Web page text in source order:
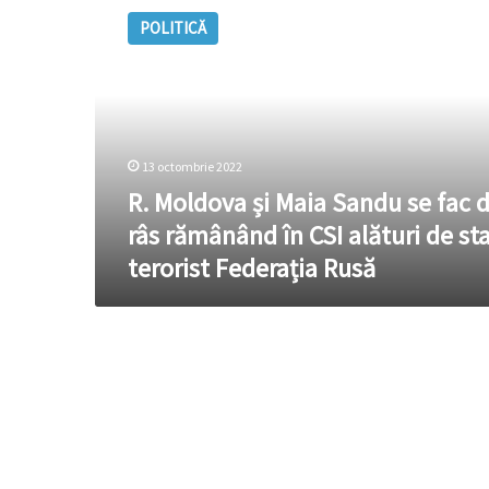
Moldova
rămânând
alături
statul
POLITICĂ
13 octombrie 2022
R. Moldova și Maia Sandu se fac
râs rămânând în CSI alături de
terorist Federația Rusă